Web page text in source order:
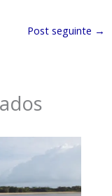
Post seguinte →